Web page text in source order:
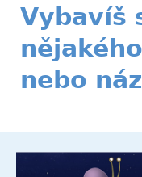
Vybavíš
nebo